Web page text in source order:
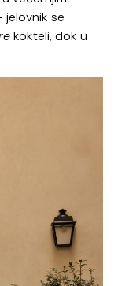
se
kokteli, dok u